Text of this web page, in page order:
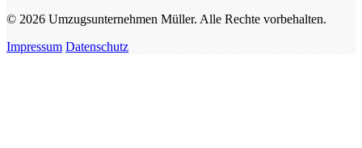
© 2026 Umzugsunternehmen Müller. Alle Rechte vorbehalten.
Impressum Datenschutz